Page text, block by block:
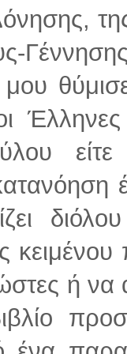
ή να